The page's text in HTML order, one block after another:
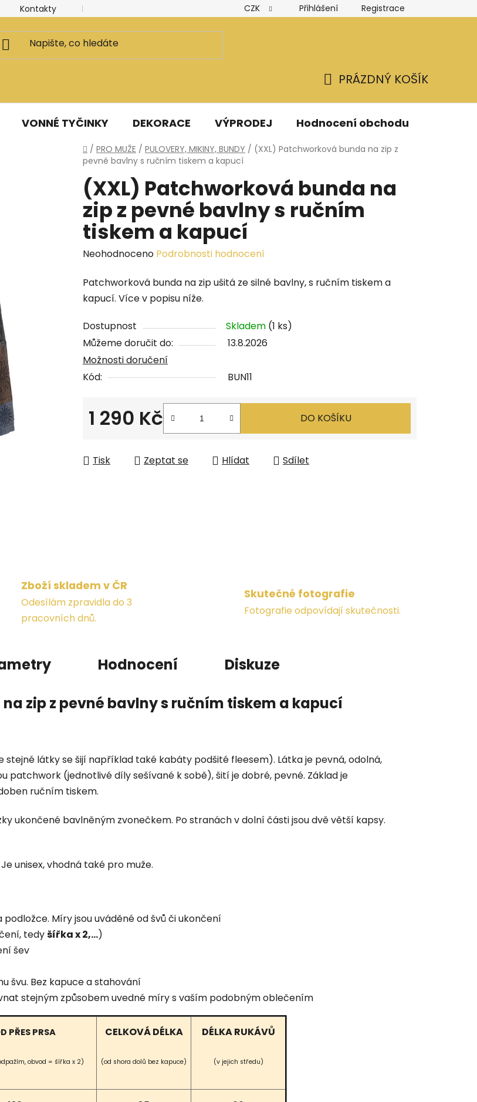
Kontakty Kancelář a ateliér Hodnocení obchodu Obchodní podmínky
CZK Přihlášení Registrace
KOŠÍK
PRÁZDNÝ KOŠÍK
VONNÉ TYČINKY DEKORACE VÝPRODEJ Hodnocení obchodu
Domů
/ PRO MUŽE / PULOVERY, MIKINY, BUNDY / (XXL) Patchworková bunda na zip z
pevné bavlny s ručním tiskem a kapucí
(XXL) Patchworková bunda na
zip z pevné bavlny s ručním
tiskem a kapucí
Průměrné
produktu
je
z
5
hvězdiček.
Neohodnoceno Podrobnosti hodnocení
Patchworková bunda na zip ušitá ze silné bavlny, s ručním tiskem a
kapucí. Více v popisu níže.
Dostupnost Skladem (1 ks)
Můžeme doručit do:
13.8.2026
Možnosti doručení
Kód:
BUN11
1 290 Kč DO KOŠÍKU
Tisk Zeptat se Hlídat Sdílet
Zboží skladem v ČR
Odesílám zpravidla do 3
pracovních dnů.
Skutečné fotografie
Fotografie odpovídají skutečnosti.
Hodnocení
Diskuze
zip z pevné bavlny s ručním tiskem a kapucí
stejné látky se šijí například také kabáty podšité fleesem). Látka je pevná, odolná,
patchwork (jednotlivé díly sešívané k sobě), šití je dobré, pevné. Základ je
ručním tiskem.
ukončené bavlněným zvonečkem. Po stranách v dolní části jsou dvě větší kapsy.
unisex, vhodná také pro muže.
Míry jsou uváděné od švů či ukončení
tedyšířka x 2,...)
šev
švu. Bez kapuce a stahování
stejným způsobem uvedné míry s vaším podobným oblečením
PŘES PRSA
obvod = šířka x 2)
CELKOVÁ DÉLKA
(od shora dolů bez kapuce)
DÉLKA RUKÁVŮ
(v jejich středu)